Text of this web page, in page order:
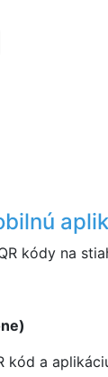
kódy na
kód a